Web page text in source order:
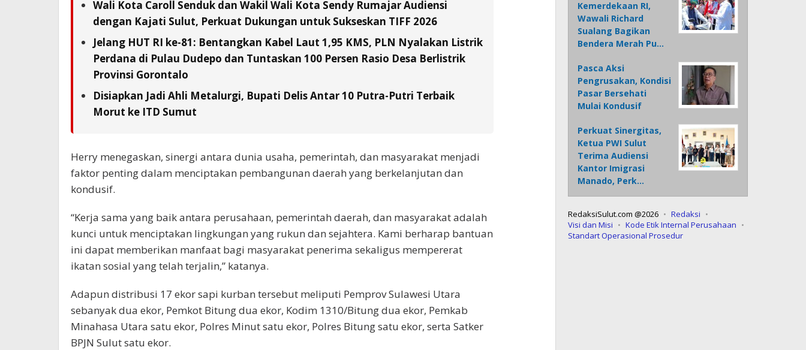
Wali Kota Caroll Senduk dan Wakil Wali Kota Sendy Rumajar Audiensi
dengan Kajati Sulut, Perkuat Dukungan untuk Sukseskan TIFF 2026
Jelang HUT RI ke-81: Bentangkan Kabel Laut 1,95 KMS, PLN Nyalakan Listrik
Perdana di Pulau Dudepo dan Tuntaskan 100 Persen Rasio Desa Berlistrik
Provinsi Gorontalo
Disiapkan Jadi Ahli Metalurgi, Bupati Delis Antar 10 Putra-Putri Terbaik
Morut ke ITD Sumut
Herry menegaskan, sinergi antara dunia usaha, pemerintah, dan masyarakat menjadi
faktor penting dalam menciptakan pembangunan daerah yang berkelanjutan dan
kondusif.
“Kerja sama yang baik antara perusahaan, pemerintah daerah, dan masyarakat adalah
kunci untuk menciptakan lingkungan yang rukun dan sejahtera. Kami berharap bantuan
ini dapat memberikan manfaat bagi masyarakat penerima sekaligus mempererat
ikatan sosial yang telah terjalin,” katanya.
Adapun distribusi 17 ekor sapi kurban tersebut meliputi Pemprov Sulawesi Utara
sebanyak dua ekor, Pemkot Bitung dua ekor, Kodim 1310/Bitung dua ekor, Pemkab
Minahasa Utara satu ekor, Polres Minut satu ekor, Polres Bitung satu ekor, serta Satker
BPJN Sulut satu ekor.
Kemerdekaan RI,
Wawali Richard
Sualang Bagikan
Bendera Merah Pu…
Pasca Aksi
Pengrusakan, Kondisi
Pasar Bersehati
Mulai Kondusif
Perkuat Sinergitas,
Ketua PWI Sulut
Terima Audiensi
Kantor Imigrasi
Manado, Perk…
RedaksiSulut.com @2026
Redaksi
Visi dan Misi
Kode Etik Internal Perusahaan
Standart Operasional Prosedur